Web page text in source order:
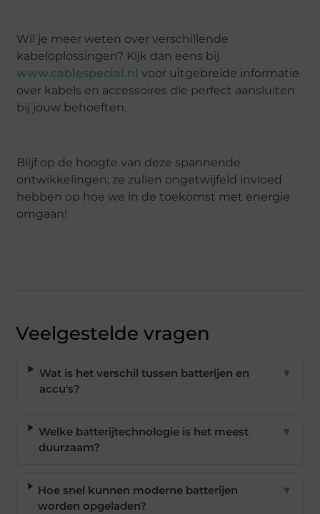
Wil je meer weten over verschillende
kabeloplossingen? Kijk dan eens bij
www.cablespecial.nl voor uitgebreide informatie
over kabels en accessoires die perfect aansluiten
bij jouw behoeften.
Blijf op de hoogte van deze spannende
ontwikkelingen; ze zullen ongetwijfeld invloed
hebben op hoe we in de toekomst met energie
omgaan!
Veelgestelde vragen
Wat is het verschil tussen batterijen en
accu's?
▼
Welke batterijtechnologie is het meest
duurzaam?
▼
Hoe snel kunnen moderne batterijen
worden opgeladen?
▼